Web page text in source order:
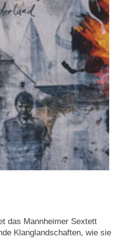
das Mannheimer Sextett
Klanglandschaften, wie sie